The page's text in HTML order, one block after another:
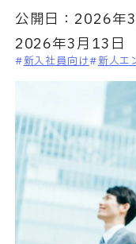
公開日： 2026年
2026年3月13日
新入社員向け 新人エ